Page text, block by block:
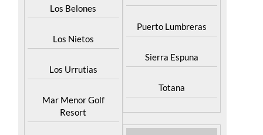
Los Nietos
Los Urrutias
Mar Menor Golf
Pilar de la Horadada
Puerto Lumbreras
Sierra Espuna
Totana
Murcia